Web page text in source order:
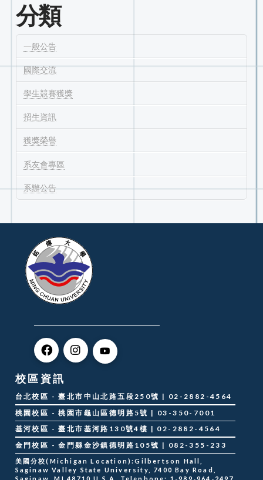
分類
一般公告
國際交流
學生競賽獲獎
招生資訊
獲獎榮譽
系友會專區
系辦公告
校區資訊
台北校區 - 臺北市中山北路五段250號 | 02-2882-4564
桃園校區 - 桃園市龜山區德明路5號 | 03-350-7001
基河校區 - 臺北市基河路130號4樓 | 02-2882-4564
金門校區 - 金門縣金沙鎮德明路105號 | 082-355-233
美國分校(Michigan Location):Gilbertson Hall,
Saginaw Valley State University, 7400 Bay Road,